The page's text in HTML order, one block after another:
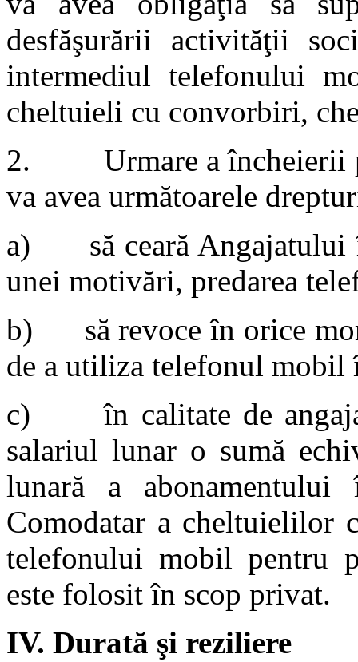
desfăşurării activităţii
intermediul telefonului
cheltuieli cu convorbiri,
2. Urmare a încheierii
va avea următoarele
a) să ceară Angajatului
unei motivări, predarea
b) să revoce în orice
de a utiliza telefonul mobil
c) în calitate de
salariul lunar o sumă
lunară a
Comodatar a cheltuielilor
telefonului mobil pentru
este folosit în scop privat.
IV. Durată şi reziliere